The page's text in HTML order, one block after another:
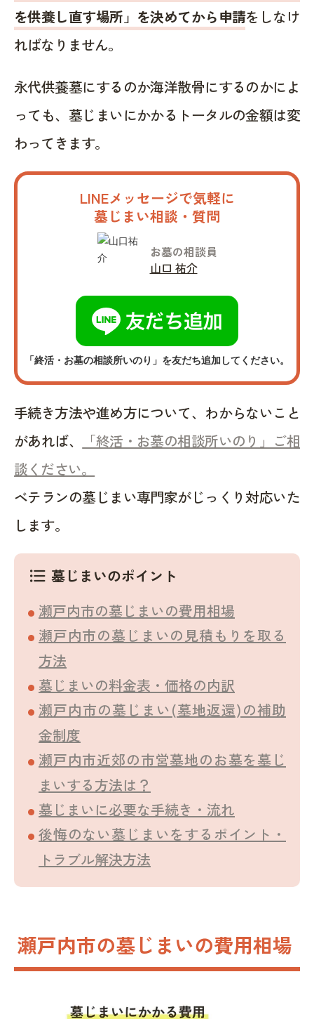
を供養し直す場所」を決めてから申請をしなけ
ればなりません。
永代供養墓にするのか海洋散骨にするのかによ
っても、墓じまいにかかるトータルの金額は変
わってきます。
LINEメッセージで気軽に
墓じまい相談・質問
お墓の相談員
山口 祐介
「終活・お墓の相談所いのり」を友だち追加してください。
手続き方法や進め方について、わからないこと
があれば、
「終活・お墓の相談所いのり」ご相
談ください。
ベテランの墓じまい専門家がじっくり対応いた
します。
format_list_bulleted 墓じまいのポイント
瀬戸内市の墓じまいの費用相場
瀬戸内市の墓じまいの見積もりを取る
方法
墓じまいの料金表・価格の内訳
瀬戸内市の墓じまい(墓地返還)の補助
金制度
瀬戸内市近郊の市営墓地のお墓を墓じ
まいする方法は？
墓じまいに必要な手続き・流れ
後悔のない墓じまいをするポイント・
トラブル解決方法
瀬戸内市の墓じまいの費用相場